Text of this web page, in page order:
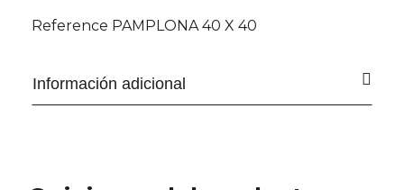
Reference PAMPLONA 40 X 40
Información adicional